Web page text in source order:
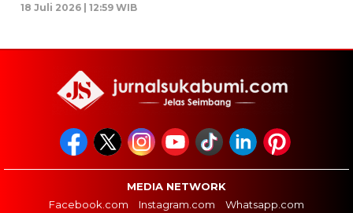
18 Juli 2026 | 12:59 WIB
MEDIA NETWORK
Facebook.com
Instagram.com Whatsapp.com